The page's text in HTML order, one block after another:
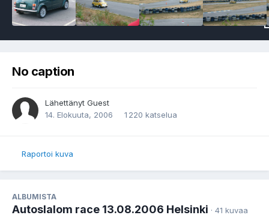
No caption
Lähettänyt Guest
14. Elokuuta, 2006
1 220 katselua
Raportoi kuva
ALBUMISTA
Autoslalom race 13.08.2006 Helsinki · 41 kuvaa